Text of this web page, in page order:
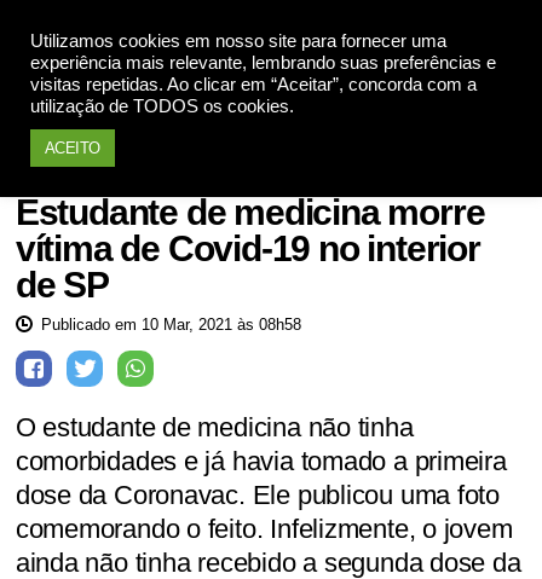
Utilizamos cookies em nosso site para fornecer uma
experiência mais relevante, lembrando suas preferências e
visitas repetidas. Ao clicar em “Aceitar”, concorda com a
utilização de TODOS os cookies.
ACEITO
Saúde
Estudante de medicina morre
vítima de Covid-19 no interior
de SP
Publicado em 10 Mar, 2021 às 08h58
O estudante de medicina não tinha
comorbidades e já havia tomado a primeira
dose da Coronavac. Ele publicou uma foto
comemorando o feito. Infelizmente, o jovem
ainda não tinha recebido a segunda dose da